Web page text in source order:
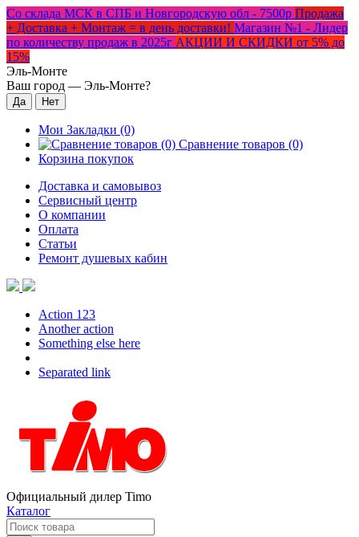
Со склада МСК в СПБ и Новгородскую обл - 7500р Продажа
+ Доставка + Монтаж = в день доставки! Магазин №1 - Лидер
по количеству продаж в 2025г АКЦИИ И СКИДКИ от 5% до
15%
Эль-Монте
Ваш город — Эль-Монте?
Мои Закладки (0)
Сравнение товаров (0)
Корзина покупок
Доставка и самовывоз
Сервисный центр
О компании
Оплата
Статьи
Ремонт душевых кабин
Action 123
Another action
Something else here
Separated link
Официальный дилер Timo
Каталог